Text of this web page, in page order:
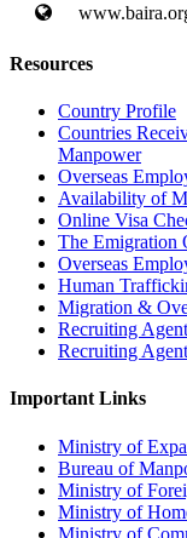
Resources
Country Profile
Countries
Manpower
Overseas
Availability of
Online Visa
The Emigration
Overseas
Human
Migration &
Recruiting
Recruiting
Important Links
Ministry of
Bureau of
Ministry of
Ministry of
Ministry of